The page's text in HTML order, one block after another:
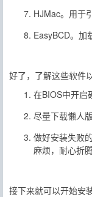
HJMac。用于
EasyBCD。加
好了，了解这些软件
在BIOS中开启
尽量下载懒人
做好安装失败
麻烦，耐心折
接下来就可以开始安